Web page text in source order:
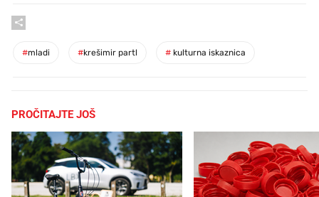
#mladi #krešimir partl # kulturna iskaznica
PROČITAJTE JOŠ